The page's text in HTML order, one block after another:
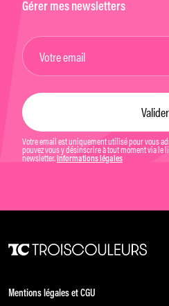
Gérer mes newsletters
Votre email est uniquement utilisé pour vous
pouvez vous y désinscrire à tout moment via le
newsletter. Informations légales
Mentions légales et CGU